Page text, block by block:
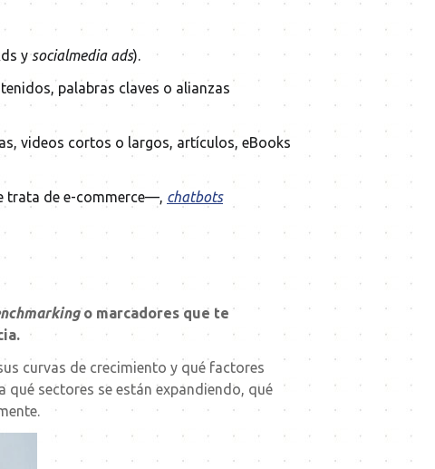
ysocialmedia ads).
palabras claves o alianzas
videos cortos o largos, artículos, eBooks
trata de e-commerce—, chatbots
o marcadores que te
curvas de crecimiento y qué factores
sectores se están expandiendo, qué